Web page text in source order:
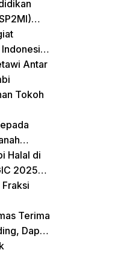
Lansia
yang
Antar
Tokoh
Halal di
2025
dan
Terima
Dapat
Sosial